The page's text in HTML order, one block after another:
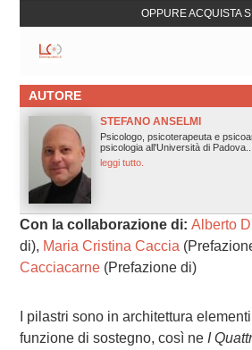
OPPURE ACQUISTA
AUTORE
STEFANO ANSELMI
Psicologo, psicoterapeuta e
psicologia all'Università di Padova...
leggi tutto.
Con la collaborazione di: Alberto
di), Maria Cristina Caccia
Cacciacarne(Prefazione di)
I pilastri sono in architettura
funzione di sostegno, così ne I